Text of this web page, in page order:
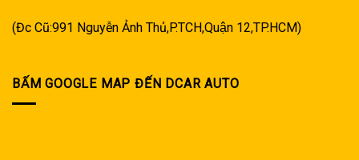
(Đc Cũ:991 Nguyễn Ảnh Thủ,P.TCH,Quận 12,TP.HCM)
BẤM GOOGLE MAP ĐẾN DCAR AUTO